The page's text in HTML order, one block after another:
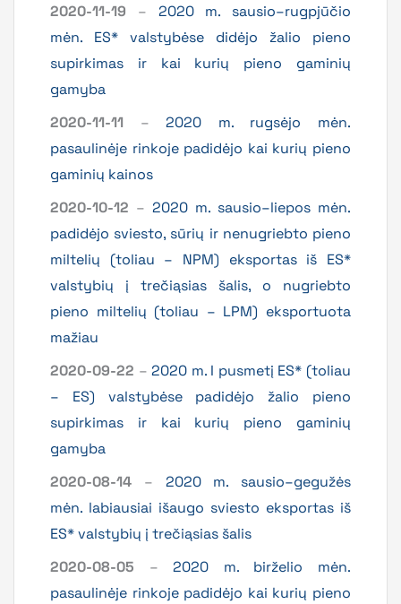
2020-11-19 – 2020 m. sausio–rugpjūčio
mėn. ES* valstybėse didėjo žalio pieno
supirkimas ir kai kurių pieno gaminių
gamyba
2020-11-11 –2020 m. rugsėjo mėn.
pasaulinėje rinkoje padidėjo kai kurių pieno
gaminių kainos
2020-10-12 – 2020 m. sausio–liepos mėn.
padidėjo sviesto, sūrių ir nenugriebto pieno
miltelių (toliau – NPM) eksportas iš ES*
valstybių į trečiąsias šalis, o nugriebto
pieno miltelių (toliau – LPM) eksportuota
mažiau
2020-09-22 –2020 m. I pusmetį ES* (toliau
– ES) valstybėse padidėjo žalio pieno
supirkimas ir kai kurių pieno gaminių
gamyba
2020-08-14 – 2020 m. sausio–gegužės
mėn. labiausiai išaugo sviesto eksportas iš
ES* valstybių į trečiąsias šalis
2020-08-05 –2020 m. birželio mėn.
pasaulinėje rinkoje padidėjo kai kurių pieno